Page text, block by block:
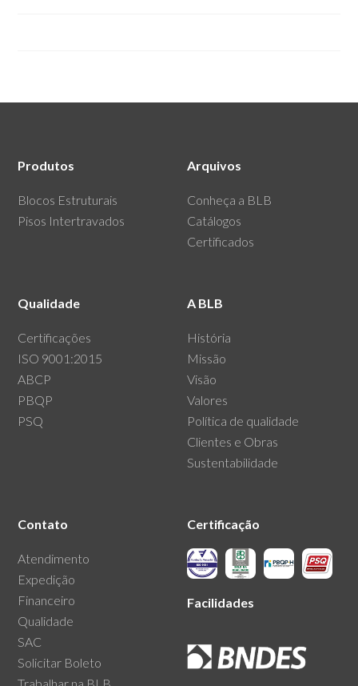
Produtos
Blocos Estruturais
Pisos Intertravados
Arquivos
Conheça a BLB
Catálogos
Certificados
Qualidade
Certificações
ISO 9001:2015
ABCP
PBQP
PSQ
A BLB
História
Missão
Visão
Valores
Política de qualidade
Clientes e Obras
Sustentabilidade
Contato
Atendimento
Expedição
Financeiro
Qualidade
SAC
Solicitar Boleto
Certificação
Facilidades